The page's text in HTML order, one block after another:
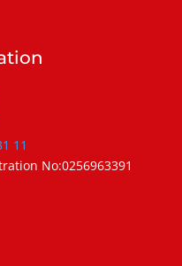
11
No:0256963391